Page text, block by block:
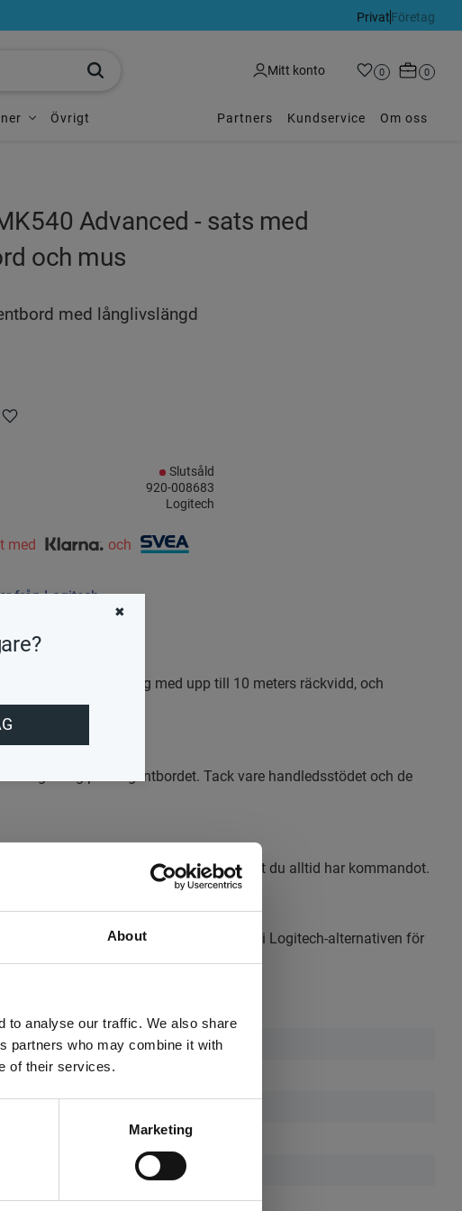
About
to analyse our traffic. We also share
partners who may combine it with
of their services.
Marketing
PrivatFöretag
Mitt konto Favoriter
Antal favoriter:
0
Antal
0
Övrigt Partners Kundservice Om oss
Advanced - sats med
och mus
med långlivslängd
Lägg till i favoriter
Slutsåld
920-008683
Logitech
med och
från Logitech
– trådlös anslutning med upp till 10 meters räckvidd, och
igen sig på tangentbordet. Tack vare handledsstödet och de
och exakt markörkontroll gör att du alltid har kommandot.
tangenter kan till och med anpassas i Logitech-alternativen för
sats med tangentbord och mus - Nordisk
✖